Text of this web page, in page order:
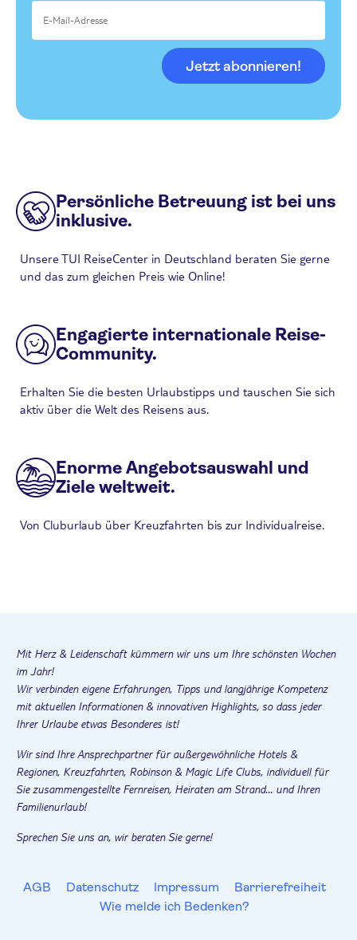
Jetzt abonnieren!
Persönliche Betreuung ist bei uns
inklusive.
Unsere TUI ReiseCenter in Deutschland beraten Sie gerne
und das zum gleichen Preis wie Online!
Engagierte internationale Reise-
Community.
Erhalten Sie die besten Urlaubstipps und tauschen Sie sich
aktiv über die Welt des Reisens aus.
Enorme Angebotsauswahl und
Ziele weltweit.
Von Cluburlaub über Kreuzfahrten bis zur Individualreise.
Mit Herz & Leidenschaft kümmern wir uns um Ihre schönsten Wochen
im Jahr!
Wir verbinden eigene Erfahrungen, Tipps und langjährige Kompetenz
mit aktuellen Informationen & innovativen Highlights, so dass jeder
Ihrer Urlaube etwas Besonderes ist!
Wir sind Ihre Ansprechpartner für außergewöhnliche Hotels &
Regionen, Kreuzfahrten, Robinson & Magic Life Clubs, individuell für
Sie zusammengestellte Fernreisen, Heiraten am Strand... und Ihren
Familienurlaub!
Sprechen Sie uns an, wir beraten Sie gerne!
AGB Datenschutz Impressum
Barrierefreiheit
Wie melde ich Bedenken?